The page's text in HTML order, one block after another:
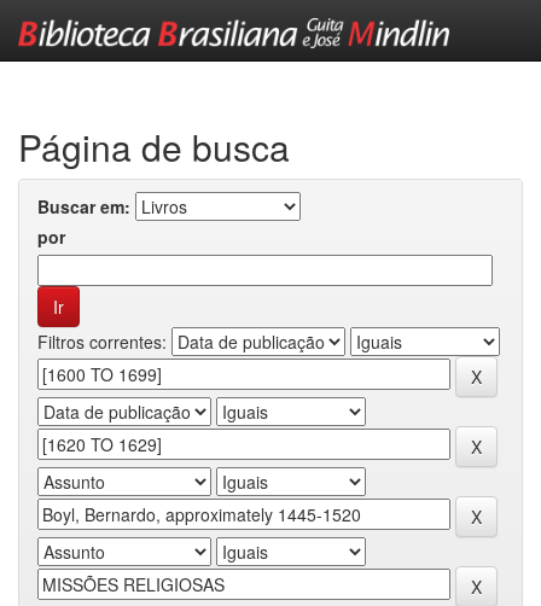
Página de busca
Buscar em:
por
Filtros correntes: